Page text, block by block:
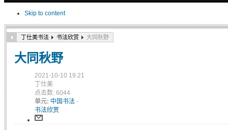
Skip to content
丁仕美书法 书法欣赏 大同秋野
大同秋野
2021-10-10 19:21
丁仕美
点击数: 6044
单元: 中国书法 -
书法欣赏